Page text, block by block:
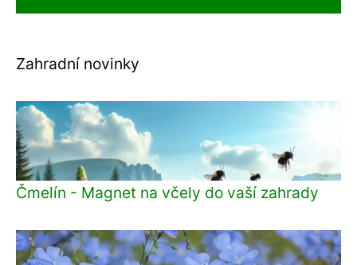
Zahradní novinky
Čmelín - Magnet na včely do vaší zahrady